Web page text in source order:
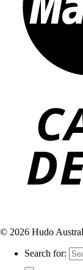
© 2026 Hudo
Search for: